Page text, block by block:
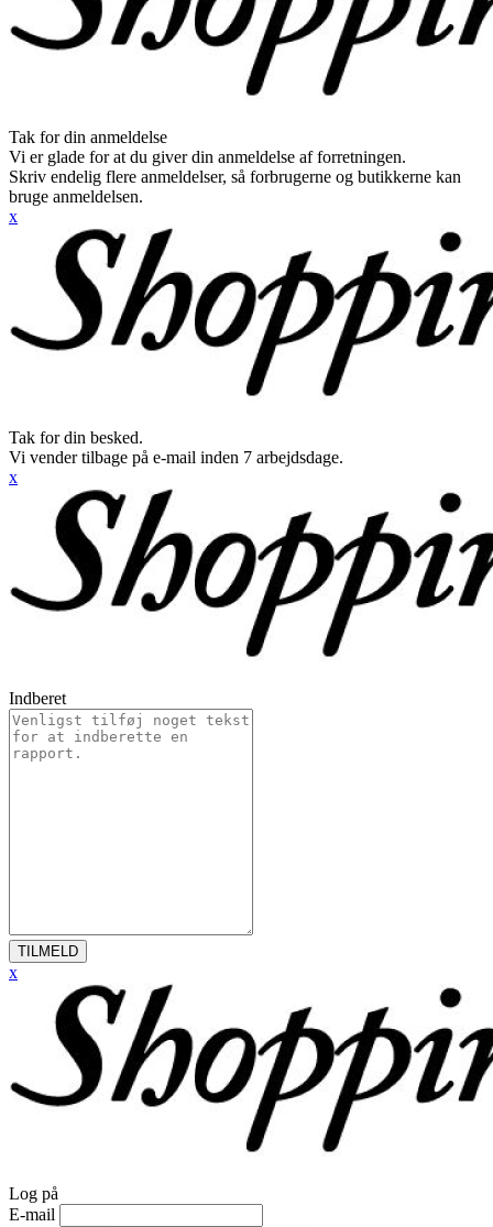
Tak for din anmeldelse
Vi er glade for at du giver din anmeldelse af forretningen.
Skriv endelig flere anmeldelser, så forbrugerne og butikkerne kan
bruge anmeldelsen.
x
Tak for din besked.
Vi vender tilbage på e-mail inden 7 arbejdsdage.
x
Indberet
TILMELD
x
Log på
E-mail